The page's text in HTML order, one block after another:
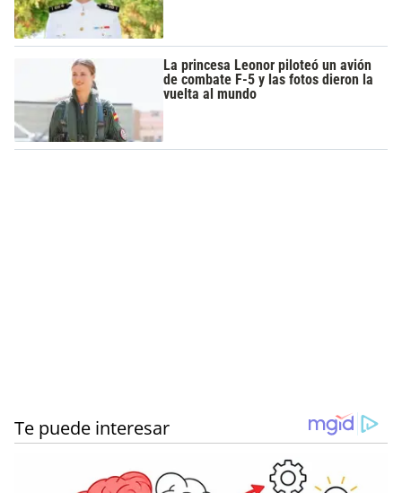
La princesa Leonor piloteó un avión
de combate F-5 y las fotos dieron la
vuelta al mundo